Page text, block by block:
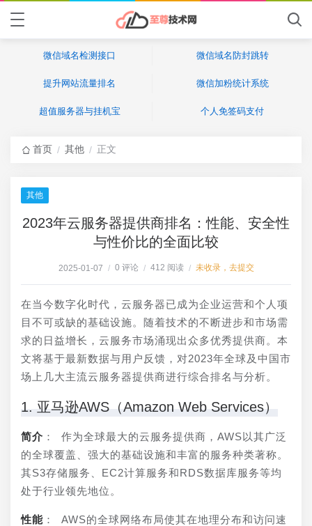
微信域名检测接口 微信域名防封跳转
提升网站流量排名 微信加粉统计系统
超值服务器与挂机宝 个人免签码支付
首页 / 其他 / 正文
其他
2023年云服务器提供商排名：性能、安全性
与性价比的全面比较
2025-01-07 / 0 评论 / 412 阅读 / 未收录，去提交
在当今数字化时代，云服务器已成为企业运营和个人项
目不可或缺的基础设施。随着技术的不断进步和市场需
求的日益增长，云服务市场涌现出众多优秀提供商。本
文将基于最新数据与用户反馈，对2023年全球及中国市
场上几大主流云服务器提供商进行综合排名与分析。
1. 亚马逊AWS（Amazon Web Services）
简介 ： 作为全球最大的云服务提供商，AWS以其广泛
的全球覆盖、强大的基础设施和丰富的服务种类著称。
其S3存储服务、EC2计算服务和RDS数据库服务等均
处于行业领先地位。
性能 ： AWS的全球网络布局使其在地理分布和访问速